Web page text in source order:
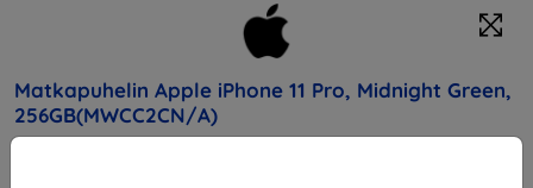
Matkapuhelin Apple iPhone 11 Pro, Midnight Green,
256GB(MWCC2CN/A)